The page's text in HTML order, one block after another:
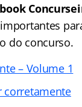
book
do concurso.
– Volume 1
corretamente